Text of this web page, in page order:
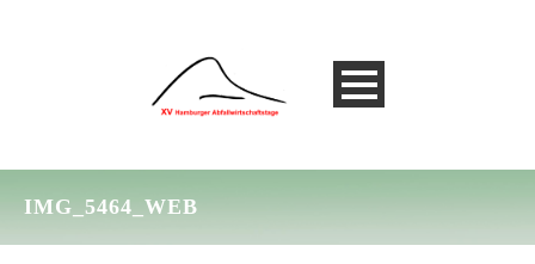
IMG_5464_WEB